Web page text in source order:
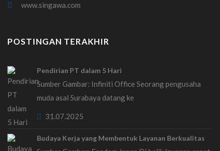
www.singawa.com
POSTINGAN TERAKHIR
Pendirian PT dalam 5 Hari
Sumber Gambar: Infiniti Office Seorang pengusaha
muda asal Surabaya datang ke
31.07.2025
Budaya Kerja yang Membentuk Layanan Berkualitas